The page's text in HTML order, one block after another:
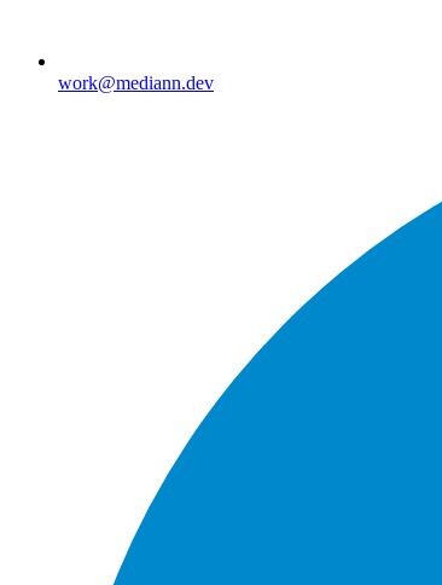
work@mediann.dev